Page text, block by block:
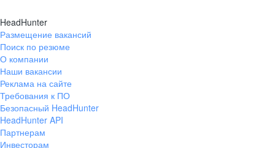
Екатеринбург
ул. Боевых Дружин, стр. 20,
+7 343 226-79-99
pr@ural.hh.ru
ул. Янковского, д. 169, 7 этаж,
HeadHunter
Размещение вакансий
Поиск по резюме
О компании
Наши вакансии
Реклама на сайте
Требования к ПО
Безопасный HeadHunter
HeadHunter API
Партнерам
Инвесторам